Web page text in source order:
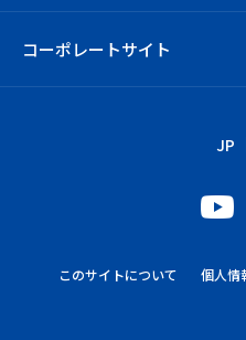
コーポレートサイト
JP
このサイトについて 個人情